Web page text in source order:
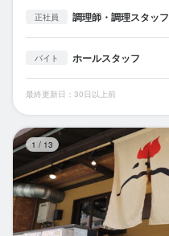
正社員 調理師・調理スタッフ
バイト ホールスタッフ
最終更新日：30日以上前
1 / 13